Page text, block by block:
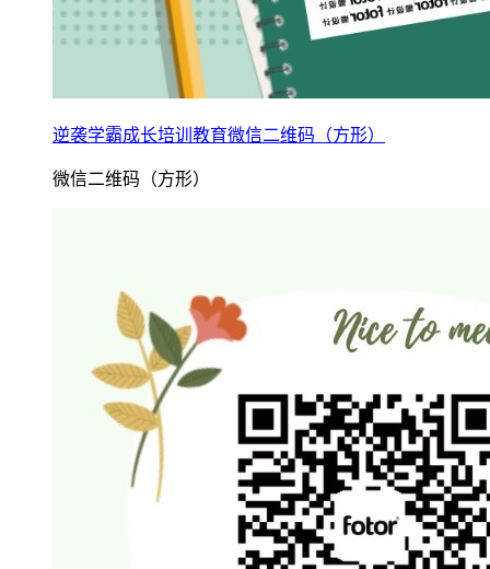
逆袭学霸成长培训教育微信二维码（方形）
微信二维码（方形）